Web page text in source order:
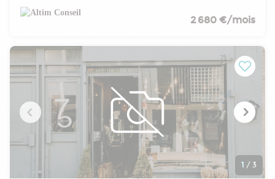
un restaurant à céder d'environ 110 m2 avec extraction de
200, le loyer annuel HC est de 19 200 € et la cession est de
sécurisé Vitrine Carrelage Extraction 200 Surface organisée :
Rez-de-chaussée :salle de restauration, arrière salle, cuisine,
une réserve et sanitaires Sous-sol: cave-réserve Conditions
Financières et Juridiques Loyer Loc. Com. : 292,31
€/HC/m²/an Charges Loc. Com. : 1 200 €/an Conditions
particulières à la location : CESSION : 120 000 € Taxe foncière
: À la charge du preneur Honoraires : 30% HT du loyer annuel
+ 10% de la cession Bail : 3-6-9 ans Dépôt de garantie : 3 mois
HC Indexation annuelle : ILC Indice des Loyers Commerciaux
Paiement des loyers : Trimestriel d'avance Frais d'actes : à
2 680 €/mois
1 / 3